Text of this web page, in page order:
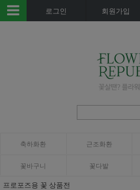
로그인 회원가입
축하화환 근조화환
꽃바구니 꽃다발
프로포즈용 꽃 상품전